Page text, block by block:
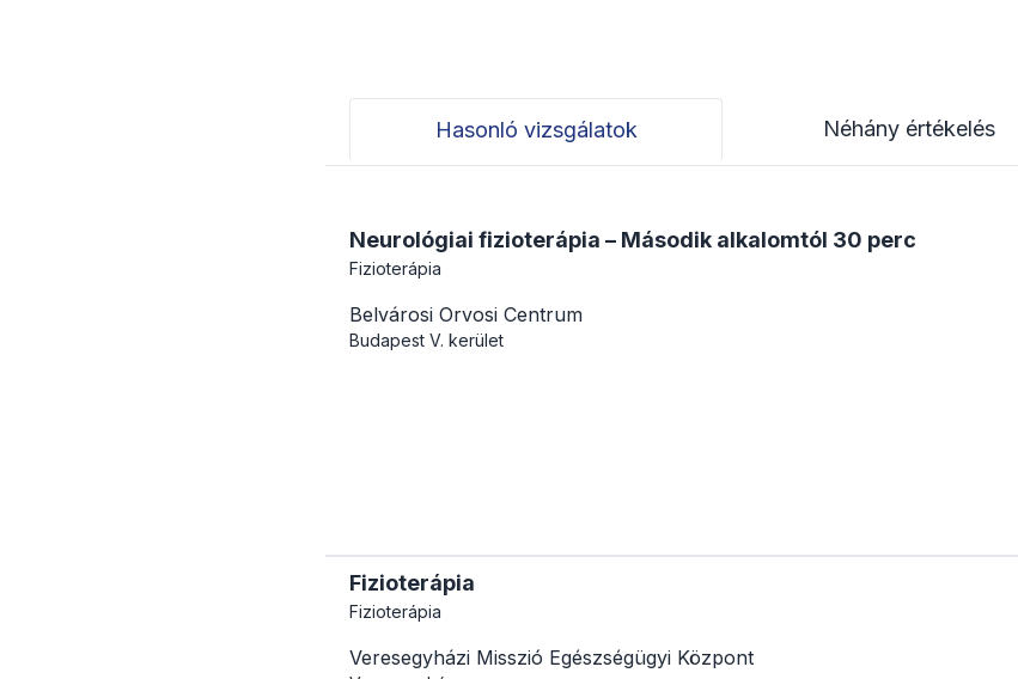
Hasonló vizsgálatok Néhány értékelés
Neurológiai fizioterápia – Második alkalomtól 30 perc
Fizioterápia
Belvárosi Orvosi Centrum
Budapest V. kerület
Fizioterápia
Fizioterápia
Veresegyházi Misszió Egészségügyi Központ